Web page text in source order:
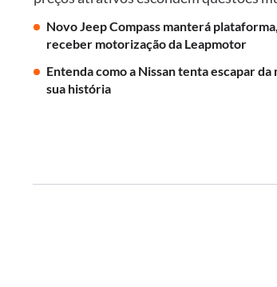
Novo Jeep Compass manterá
receber motorização da Leapmotor
Entenda como a Nissan tenta escapar da
sua história